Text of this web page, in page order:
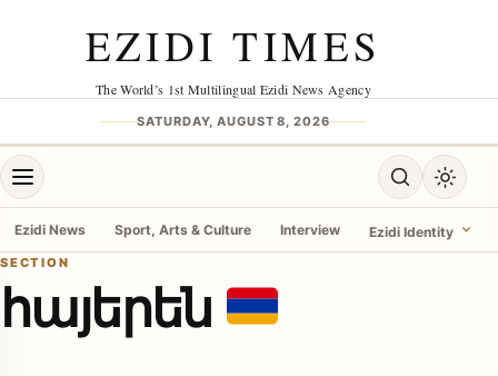
EZIDI TIMES
The World’s 1st Multilingual Ezidi News Agency
SATURDAY, AUGUST 8, 2026
Open menu Open search
Toggle
Ezidi News Sport, Arts & Culture Interview Ezidi Identity
SECTION
հայերեն